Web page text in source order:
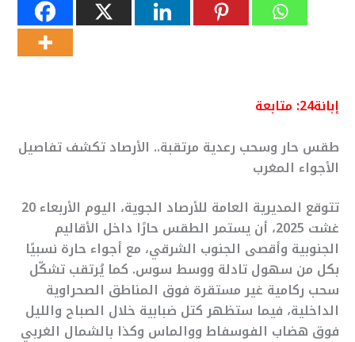
إبانة24: متابعة
طقس حار وسحب رعدية مرتقبة.. الأرصاد تكشف تفاصيل
الأجواء المغرب
تتوقع المديرية العامة للأرصاد الجوية، اليوم الأربعاء 20
غشت 2025، أن يستمر الطقس حارًا داخل الأقاليم
الجنوبية وأقصى الجنوب الشرقي، مع أجواء حارة نسبيًا
بكل من سهول تادلة ووسط سوس. كما يُرتقب تشكّل
سحب ركامية غير مستقرة فوق المناطق الصحراوية
الداخلية، فيما ستظهر كتل ضبابية خلال الصباح والليل
فوق هضاب الفوسفاط ووالماس وكذا بالشمال الغربي